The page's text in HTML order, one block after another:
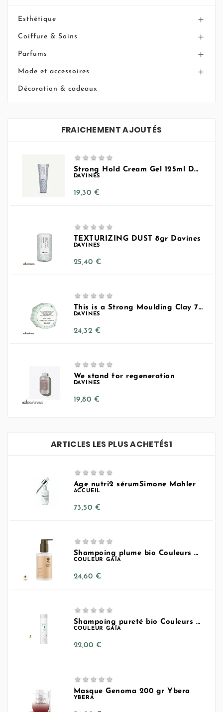
Esthétique 
Coiffure & Soins 
Parfums 
Mode et accessoires 
Décoration & cadeaux
FRAICHEMENT AJOUTÉS
    
Strong Hold Cream Gel 125ml Davines
DAVINES
19,30 €Prix
    
TEXTURIZING DUST 8gr Davines
DAVINES
25,40 €
    
This is a Strong Moulding Clay 75ml
DAVINES
24,32 €Prix
    
We stand for regeneration
DAVINES
19,80 €Prix
ARTICLES LES PLUS ACHETÉS1
    
Age nutri2 sérumSimone Mahler
ACCUEIL
73,50 €
    
Shampoing plume bio Couleurs Gaia
COULEUR GAÏA
24,60 €Prix
    
Shampoing pureté bio Couleurs Gaîa
COULEUR GAÏA
22,00 €Prix
    
Masque Genoma 200 gr Ybera
YBERA